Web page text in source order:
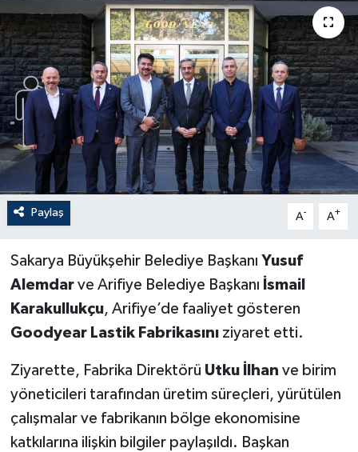
Paylaş A- A+
Sakarya Büyükşehir Belediye Başkanı Yusuf
Alemdarve Arifiye Belediye Başkanı İsmail
Karakullukçu, Arifiye’de faaliyet gösteren
Goodyear Lastik Fabrikasınıziyaret etti.
Ziyarette, Fabrika Direktörü Utku İlhan ve birim
yöneticileri tarafından üretim süreçleri, yürütülen
çalışmalar ve fabrikanın bölge ekonomisine
katkılarına ilişkin bilgiler paylaşıldı. Başkan